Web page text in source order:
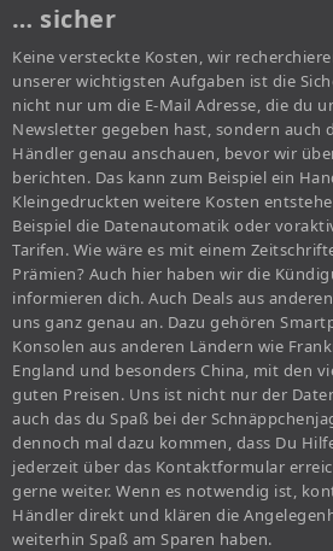
… sicher
Keine versteckte Kosten, wir
unserer wichtigsten Aufgaben ist die
nicht nur um die E-Mail Adresse, die du
Newsletter gegeben hast, sondern auch
Händler genau anschauen, bevor wir
berichten. Das kann zum Beispiel ein
Kleingedruckten weitere Kosten
Beispiel die Datenautomatik oder
Tarifen. Wie wäre es mit einem
Prämien? Auch hier haben wir die
informieren dich. Auch Deals aus
uns ganz genau an. Dazu gehören
Konsolen aus anderen Ländern wie
England und besonders China, mit den
guten Preisen. Uns ist nicht nur der
auch das du Spaß bei der
dennoch mal dazu kommen, dass Du
jederzeit über das Kontaktformular
gerne weiter. Wenn es notwendig ist,
Händler direkt und klären die
weiterhin Spaß am Sparen haben.